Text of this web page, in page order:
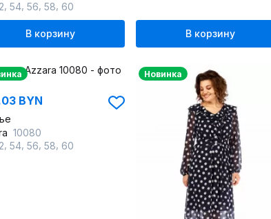
54 56 58 60
В корзину В корзину
BYN
10080
54 56 58 60
Новинка